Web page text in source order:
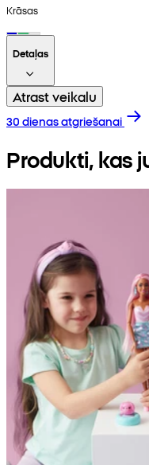
Krāsas
Detaļas
Atrast veikalu
30 dienas atgriešanai
Produkti, kas